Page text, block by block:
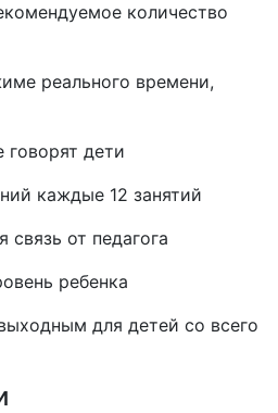
количество
реального времени,
говорят дети
каждые 12 занятий
связь от педагога
ребенка
для детей со всего